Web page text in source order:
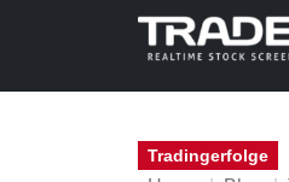
Tradingerfolge